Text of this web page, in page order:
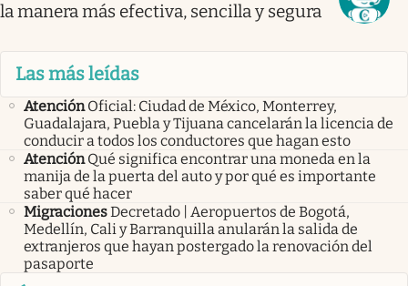
la manera más efectiva, sencilla y segura
Las más leídas
Atención Oficial: Ciudad de México, Monterrey,
Guadalajara, Puebla y Tijuana cancelarán la licencia de
conducir a todos los conductores que hagan esto
Atención Qué significa encontrar una moneda en la
manija de la puerta del auto y por qué es importante
saber qué hacer
MigracionesDecretado | Aeropuertos de Bogotá,
Medellín, Cali y Barranquilla anularán la salida de
extranjeros que hayan postergado la renovación del
pasaporte